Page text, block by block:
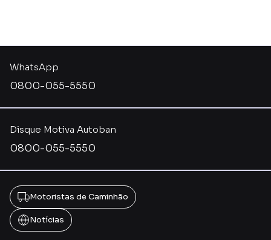
Disque Motiva Autoban
0800-055-5550
WhatsApp
0800-055-5550
Motoristas de Caminhão
Notícias